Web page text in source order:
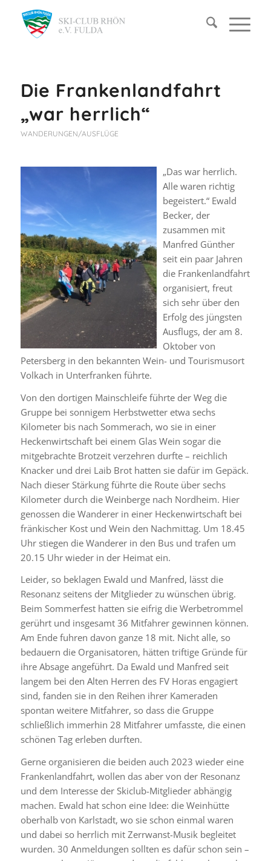
Die Frankenlandfahrt
„war herrlich“
WANDERUNGEN/AUSFLÜGE
„Das war herrlich.
Alle waren richtig
begeistert.“ Ewald
Becker, der
zusammen mit
Manfred Günther
seit ein paar Jahren
die Frankenlandfahrt
organisiert, freut
sich sehr über den
Erfolg des jüngsten
Ausflugs, der am 8.
Oktober von
Petersberg in den bekannten Wein- und Tourismusort
Volkach in Unterfranken führte.
Von den dortigen Mainschleife führte der Weg die
Gruppe bei sonnigem Herbstwetter etwa sechs
Kilometer bis nach Sommerach, wo sie in einer
Heckenwirtschaft bei einem Glas Wein sogar die
mitgebrachte Brotzeit verzehren durfte – reichlich
Knacker und drei Laib Brot hatten sie dafür im Gepäck.
Nach dieser Stärkung führte die Route über sechs
Kilometer durch die Weinberge nach Nordheim. Hier
genossen die Wanderer in einer Heckenwirtschaft bei
fränkischer Kost und Wein den Nachmittag. Um 18.45
Uhr stiegen die Wanderer in den Bus und trafen um
20.15 Uhr wieder in der Heimat ein.
Leider, so beklagen Ewald und Manfred, lässt die
Resonanz seitens der Mitglieder zu wünschen übrig.
Beim Sommerfest hatten sie eifrig die Werbetrommel
gerührt und insgesamt 36 Mitfahrer gewinnen können.
Am Ende fuhren davon ganze 18 mit. Nicht alle, so
bedauern die Organisatoren, hätten triftige Gründe für
ihre Absage angeführt. Da Ewald und Manfred seit
langem bei den Alten Herren des FV Horas engagiert
sind, fanden sie in den Reihen ihrer Kameraden
spontan weitere Mitfahrer, so dass die Gruppe
schließlich immerhin 28 Mitfahrer umfasste, die einen
schönen Tag erleben durften.
Gerne organisieren die beiden auch 2023 wieder eine
Frankenlandfahrt, wollen das aber von der Resonanz
und dem Interesse der Skiclub-Mitglieder abhängig
machen. Ewald hat schon eine Idee: die Weinhütte
oberhalb von Karlstadt, wo sie schon einmal waren
und dabei so herrlich mit Zerrwanst-Musik begleitet
wurden. 30 Anmeldungen sollten es dafür schon sein –